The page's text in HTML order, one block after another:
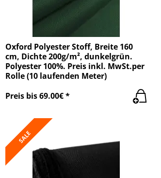
Oxford Polyester Stoff, Breite 160
cm, Dichte 200g/m², dunkelgrün.
Polyester 100%. Preis inkl. MwSt.per
Rolle (10 laufenden Meter)
Preis bis 69.00€ *
SALE